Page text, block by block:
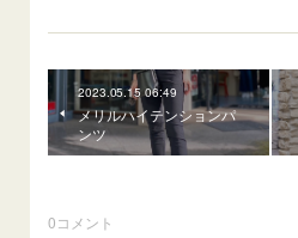
2023.05.15 06:49
メリルハイテンションパ
ンツ
0コメント